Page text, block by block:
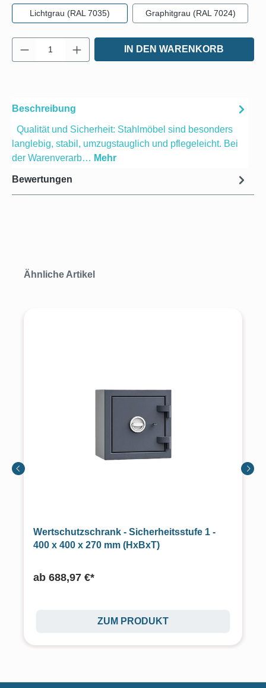
Lichtgrau (RAL 7035) Graphitgrau (RAL 7024)
Produkt Anzahl: Gib den gewünschten
IN DEN WARENKORB
Beschreibung
Qualität und Sicherheit: Stahlmöbel sind besonders
langlebig, stabil, umzugstauglich und pflegeleicht. Bei
der Warenverarb… Mehr
Bewertungen
Produktgalerie überspringen
Ähnliche Artikel
Wertschutzschrank - Sicherheitsstufe 1 -
400 x 400 x 270 mm (HxBxT)
ab 688,97 €*
ZUM PRODUKT